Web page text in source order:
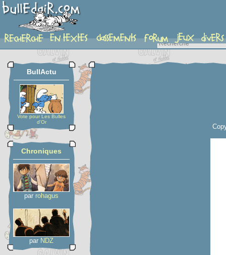
planche
BullActu
Vote pour Les Bulles
d'Or
Chroniques
par rohagus
par NDZ